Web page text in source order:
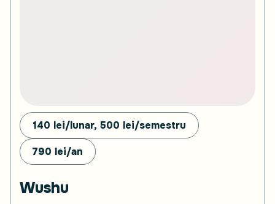
140 lei/lunar, 500 lei/semestru
790 lei/an
Wushu